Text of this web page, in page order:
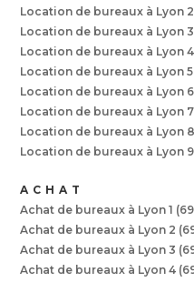
Location de bureaux à Lyon
Location de bureaux à Lyon
Location de bureaux à Lyon
Location de bureaux à Lyon
Location de bureaux à Lyon
Location de bureaux à Lyon
Location de bureaux à Lyon
Location de bureaux à Lyon
ACHAT
Achat de bureaux à Lyon 1
Achat de bureaux à Lyon 2
Achat de bureaux à Lyon 3
Achat de bureaux à Lyon 4